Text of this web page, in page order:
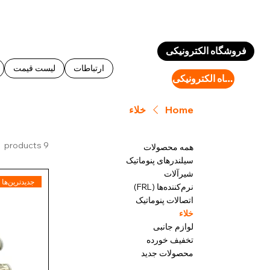
لیست قیمت ارتباطات
فروشگاه الکترونیکی
فروشگاه الکترونیکی
Home خلاء
همه محصولات
سیلندرهای پنوماتیک
شیرآلات
نرم‌کننده‌ها (FRL)
اتصالات پنوماتیک
خلاء
لوازم جانبی
تخفیف خورده
محصولات جدید
9 products
جدیدترین‌ها